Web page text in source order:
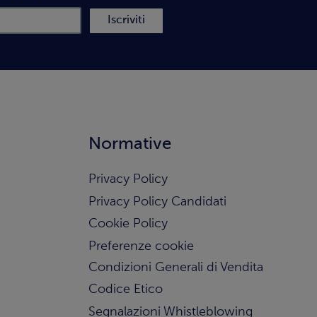
Normative
Privacy Policy
Privacy Policy Candidati
Cookie Policy
Preferenze cookie
Condizioni Generali di Vendita
Codice Etico
Segnalazioni Whistleblowing
Iscriviti